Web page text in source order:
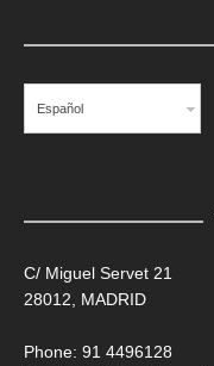
Español
C/ Miguel Servet 21
28012, MADRID
Phone: 91 4496128